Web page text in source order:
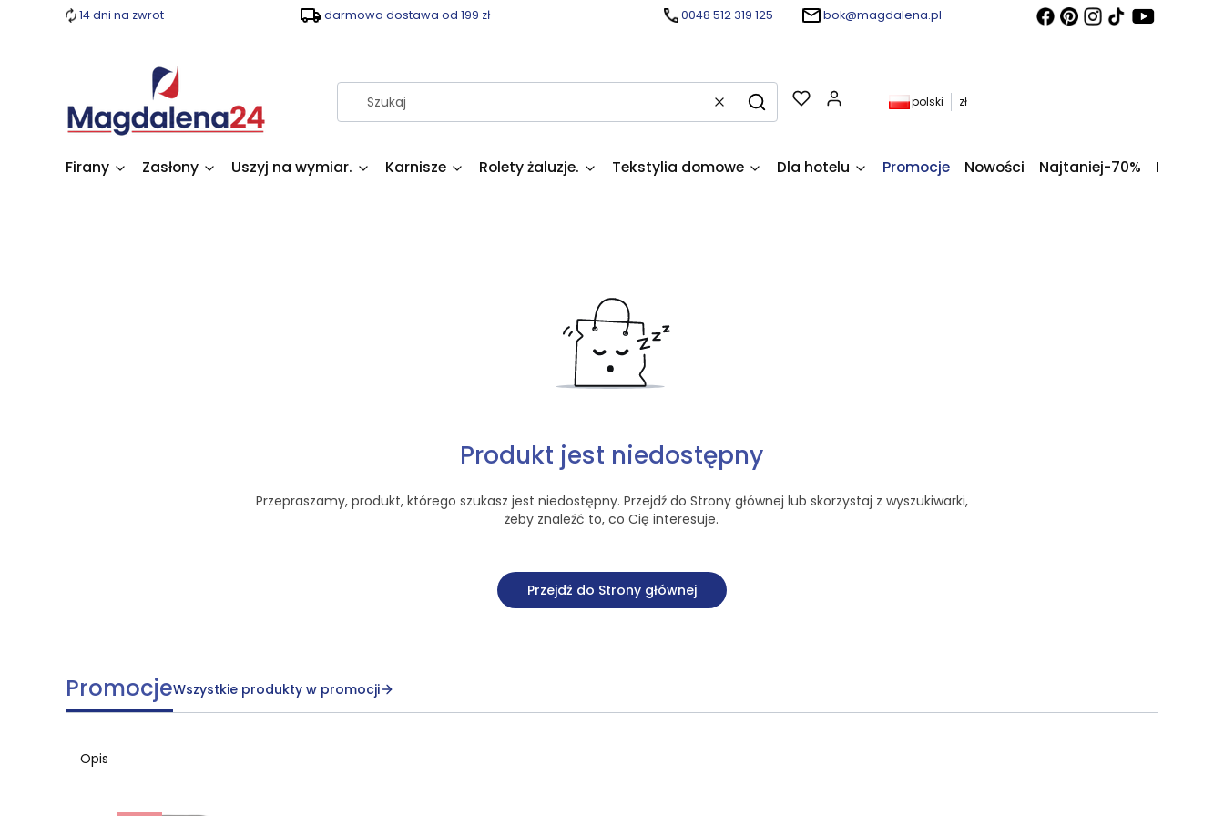
14 dni na zwrot darmowa dostawa od 199 zł 0048 512 319 125 bok@magdalena.pl
WyczyśćSzukaj
Produkty w koszyku: 0. Zobacz szczegóły
polski zł
Firany Zasłony Uszyj na wymiar. Karnisze Rolety żaluzje. Tekstylia domowe Dla hotelu Promocje Nowości Najtaniej-70% Kupony
Produkt jest niedostępny
Przepraszamy, produkt, którego szukasz jest niedostępny. Przejdź do Strony głównej lub skorzystaj z wyszukiwarki,
żeby znaleźć to, co Cię interesuje.
Przejdź do Strony głównej
PromocjeWszystkie produkty w promocji
Opis